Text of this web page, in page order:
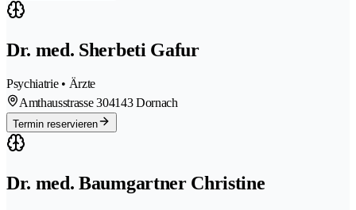
Dr. med. Sherbeti Gafur
Psychiatrie • Ärzte
Amthausstrasse 304143 Dornach
Termin reservieren
Dr. med. Baumgartner Christine